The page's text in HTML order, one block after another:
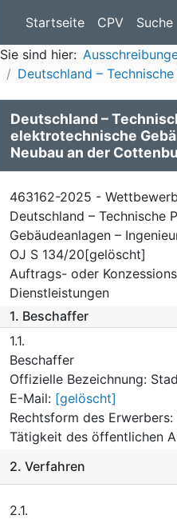
Startseite CPV Suche
Sie sind hier:
Deutschland –
Deutschland –
elektrotechnische
Neubau an der
463162-2025 - Wettbewerb
Deutschland – Technische
Gebäudeanlagen –
OJ S 134/20[gelöscht]
Auftrags- oder
Dienstleistungen
1. Beschaffer
1.1.
Beschaffer
Offizielle Bezeichnung:
E-Mail: [gelöscht]
Rechtsform des Erwerbers:
Tätigkeit des öffentlichen
2. Verfahren
2.1.